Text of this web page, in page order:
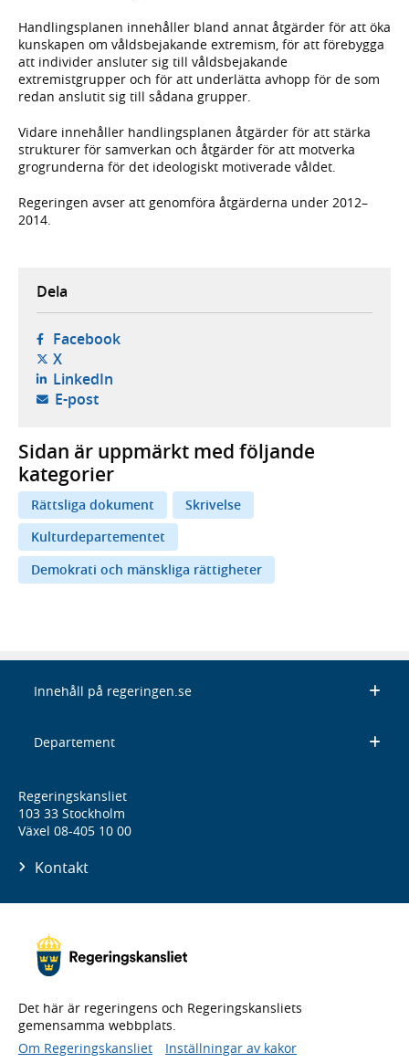
Handlingsplanen innehåller bland annat åtgärder för att öka
kunskapen om våldsbejakande extremism, för att förebygga
att individer ansluter sig till våldsbejakande
extremistgrupper och för att underlätta avhopp för de som
redan anslutit sig till sådana grupper.
Vidare innehåller handlingsplanen åtgärder för att stärka
strukturer för samverkan och åtgärder för att motverka
grogrunderna för det ideologiskt motiverade våldet.
Regeringen avser att genomföra åtgärderna under 2012–
2014.
Dela
Facebook- öppnas i ny flik, extern webbplats,
X- öppnas i ny flik, extern webbplats,
LinkedIn- öppnas i ny flik, extern webbplats,
E-post- öppnar din e-postklient,
Sidan är uppmärkt med följande
kategorier
Rättsliga dokument
Skrivelse
Kulturdepartementet
Demokrati och mänskliga rättigheter
Innehåll på regeringen.se
Departement
Regeringskansliet
103 33 Stockholm
Växel 08-405 10 00
Kontakt
Det här är regeringens och Regeringskansliets
gemensamma webbplats.
Om Regeringskansliet
Inställningar av kakor